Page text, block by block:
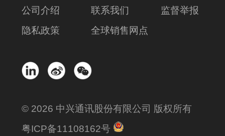
公司介绍 联系我们
监督举报
隐私政策
全球销售网点
© 2026 中兴通讯股份有限公司 版权所有
粤ICP备11108162号